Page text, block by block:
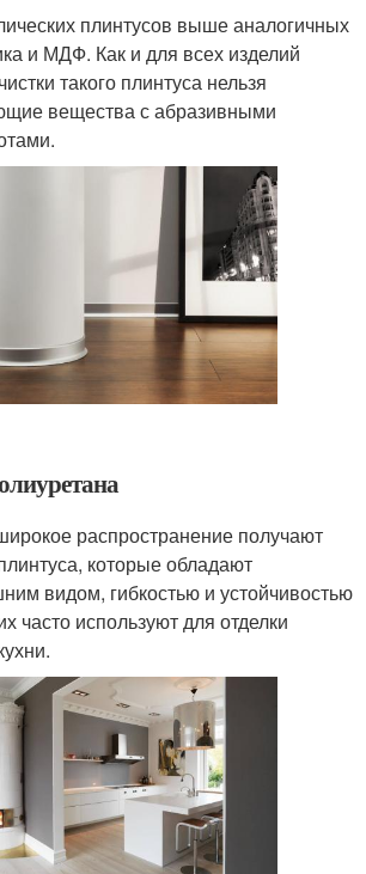
плинтусов выше аналогичных
и МДФ. Как и для всех изделий
такого плинтуса нельзя
вещества с абразивными
распространение получают
которые обладают
видом, гибкостью и устойчивостью
часто используют для отделки